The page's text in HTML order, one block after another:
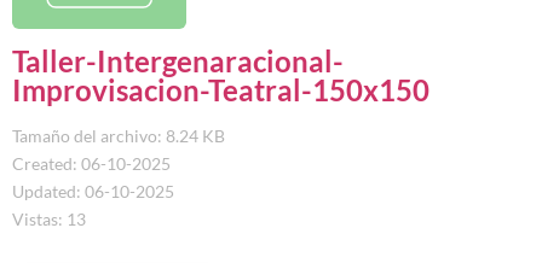
Taller-Intergenaracional-
Improvisacion-Teatral-150x150
Tamaño del archivo: 8.24 KB
Created: 06-10-2025
Updated: 06-10-2025
Vistas: 13